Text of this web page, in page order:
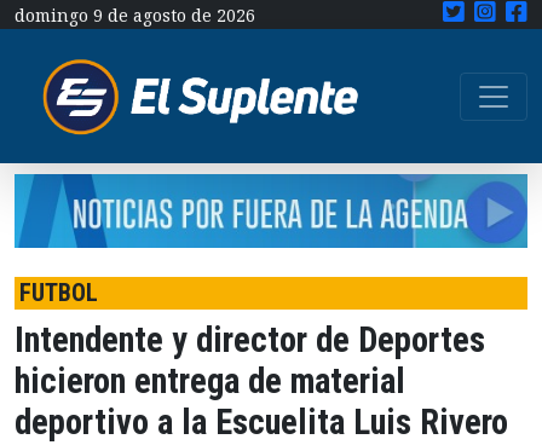
domingo 9 de agosto de 2026
FUTBOL
Intendente y director de Deportes
hicieron entrega de material
deportivo a la Escuelita Luis Rivero